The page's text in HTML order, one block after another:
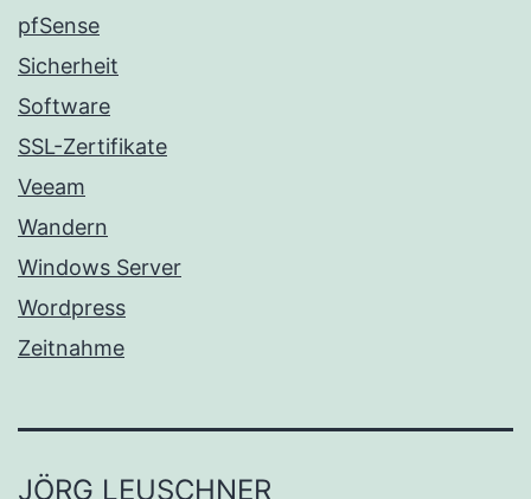
pfSense
Sicherheit
Software
SSL-Zertifikate
Veeam
Wandern
Windows Server
Wordpress
Zeitnahme
JÖRG LEUSCHNER